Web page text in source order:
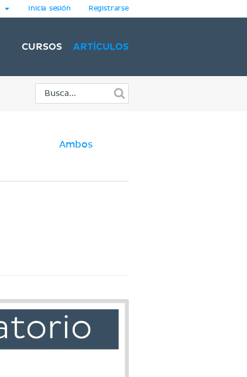
Inicia sesión Registrarse
CURSOS ARTÍCULOS
Ambos